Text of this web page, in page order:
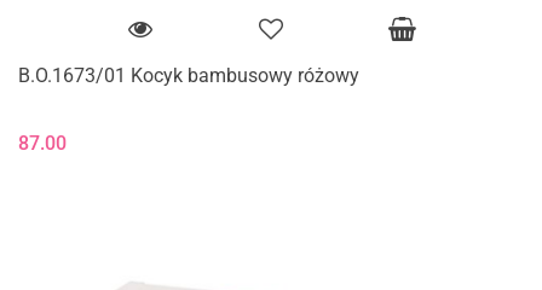
B.O.1673/01 Kocyk bambusowy różowy
87.00